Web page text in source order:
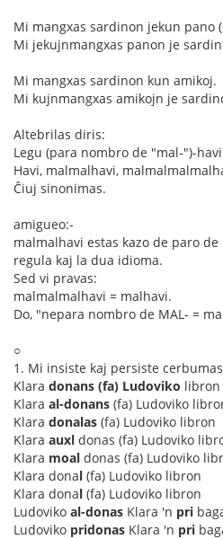
Mi mangxas sardinon jekun pano
Mi jekujnmangxas panon je
Mi mangxas sardinon kun amikoj.
Mi kujnmangxas amikojn je
Altebrilas diris:
Legu (para nombro de "mal-")-havi
Havi, malmalhavi,
Ĉiuj sinonimas.
amigueo:-
malmalhavi estas kazo de paro
regula kaj la dua idioma.
Sed vi pravas:
malmalmalhavi = malhavi.
Do, "nepara nombro de MAL- =
○
1. Mi insiste kaj persiste
Klara donans (fa) Ludoviko libron
Klara al-donans (fa) Ludoviko
Klara donalas (fa) Ludoviko libron
Klara auxl donas (fa) Ludoviko
Klara moal donas (fa) Ludoviko
Klara donal (fa) Ludoviko libron
Klara donal (fa) Ludoviko libron
Ludoviko al-donas Klara 'n pri
Ludoviko pridonas Klara 'n pri